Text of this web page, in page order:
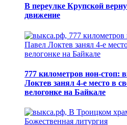
В переулке Крупской
движение
777 километров нон-стоп:
Локтев занял 4-е место в
велогонке на Байкале